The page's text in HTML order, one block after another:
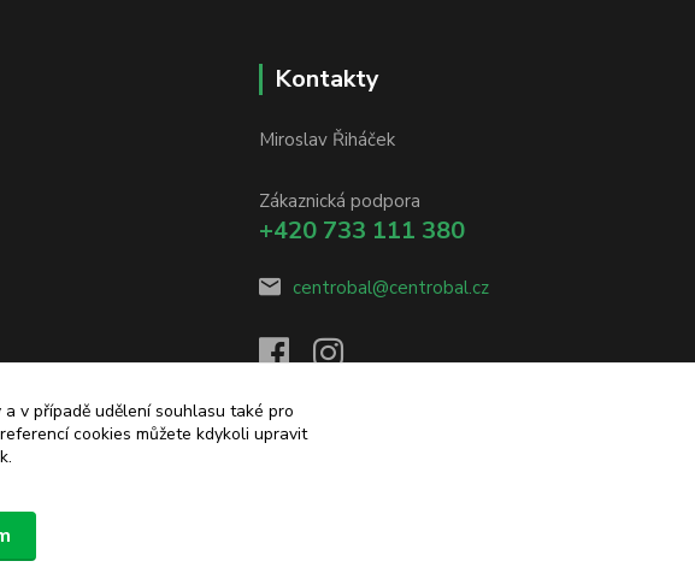
Kontakty
Miroslav Řiháček
Zákaznická podpora
+420 733 111 380
centrobal@centrobal.cz
v případě udělení souhlasu také pro
cookies můžete kdykoli upravit